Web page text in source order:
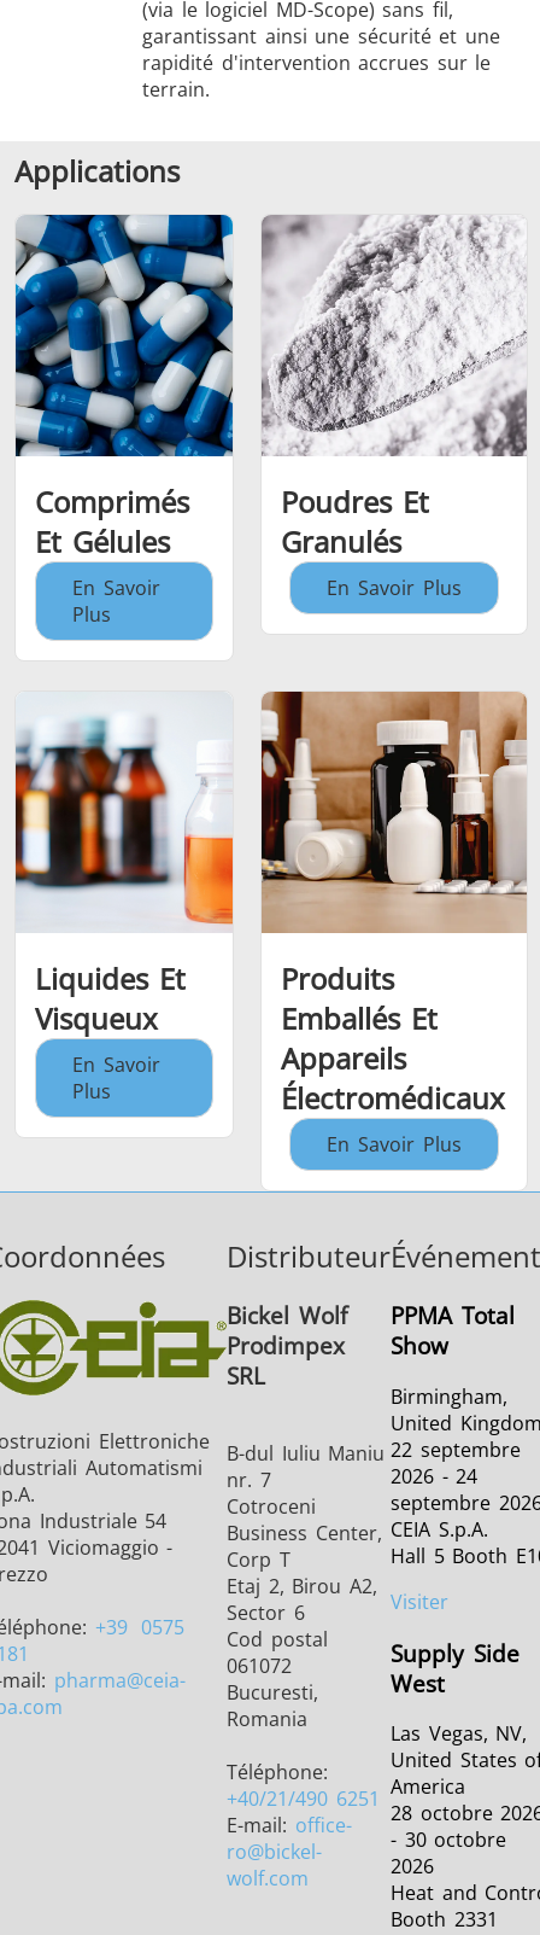
(via le logiciel MD-Scope) sans fil,
garantissant ainsi une sécurité et une
rapidité d'intervention accrues sur le
terrain.
Applications
Comprimés
Et Gélules
En Savoir
Plus
Poudres Et
Granulés
En Savoir Plus
Liquides Et
Visqueux
En Savoir
Plus
Produits
Emballés Et
Appareils
Électromédicaux
En Savoir Plus
Elettroniche
Automatismi
Industriale 54
Viciomaggio -
+39 0575
pharma@ceia-
Distributeur
Bickel Wolf
Prodimpex
SRL
B-dul Iuliu Maniu
nr. 7
Cotroceni
Business Center,
Corp T
Etaj 2, Birou A2,
Sector 6
Cod postal
061072
Bucuresti,
Romania
Téléphone:
+40/21/490 6251
E-mail: office-
ro@bickel-
wolf.com
PPMA Total
Show
Birmingham,
United
22 septembre
2026 - 24
septembre
CEIA S.p.A.
Hall 5 Booth
Visiter
Supply Side
West
Las Vegas, NV,
United States
America
28 octobre
- 30 octobre
2026
Heat and
Booth 2331